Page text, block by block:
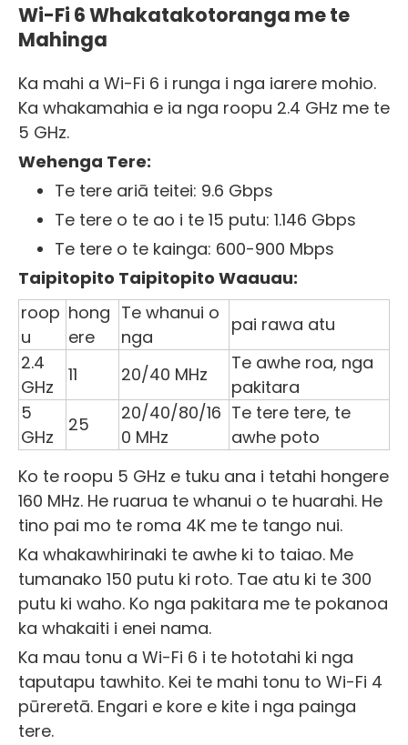
Wi-Fi 6 Whakatakotoranga me te
Mahinga
Ka mahi a Wi-Fi 6 i runga i nga iarere mohio.
Ka whakamahia e ia nga roopu 2.4 GHz me te
5 GHz.
Wehenga Tere:
Te tere ariā teitei: 9.6 Gbps
Te tere o te ao i te 15 putu: 1.146 Gbps
Te tere o te kainga: 600-900 Mbps
Taipitopito Taipitopito Waauau:
roop
u
hong
ere
Te whanui o
nga
pai rawa atu
2.4
GHz
11 20/40 MHz
Te awhe roa, nga
pakitara
5
GHz
25
20/40/80/16
0 MHz
Te tere tere, te
awhe poto
Ko te roopu 5 GHz e tuku ana i tetahi hongere
160 MHz. He ruarua te whanui o te huarahi. He
tino pai mo te roma 4K me te tango nui.
Ka whakawhirinaki te awhe ki to taiao. Me
tumanako 150 putu ki roto. Tae atu ki te 300
putu ki waho. Ko nga pakitara me te pokanoa
ka whakaiti i enei nama.
Ka mau tonu a Wi-Fi 6 i te hototahi ki nga
taputapu tawhito. Kei te mahi tonu to Wi-Fi 4
pūreretā. Engari e kore e kite i nga painga
tere.